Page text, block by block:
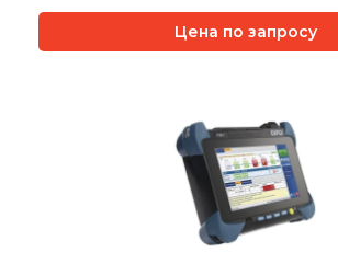
Цена по запросу